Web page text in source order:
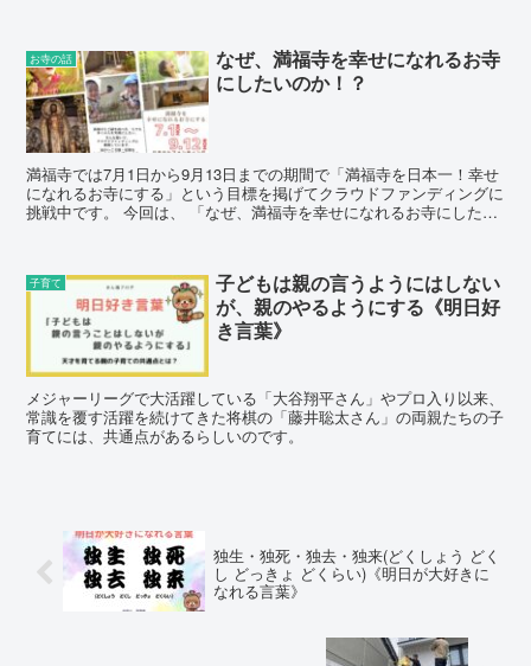
お寺の話
なぜ、満福寺を幸せになれるお寺
にしたいのか！？
満福寺では7月1日から9月13日までの期間で「満福寺を日本一！幸せ
になれるお寺にする」という目標を掲げてクラウドファンディングに
挑戦中です。 今回は、 「なぜ、満福寺を幸せになれるお寺にしたい
子育て
子どもは親の言うようにはしない
が、親のやるようにする《明日好
き言葉》
メジャーリーグで大活躍している「大谷翔平さん」やプロ入り以来、
常識を覆す活躍を続けてきた将棋の「藤井聡太さん」の両親たちの子
育てには、共通点があるらしいのです。
独生・独死・独去・独来(どくしょう どく
し どっきょ どくらい)《明日が大好きに
なれる言葉》